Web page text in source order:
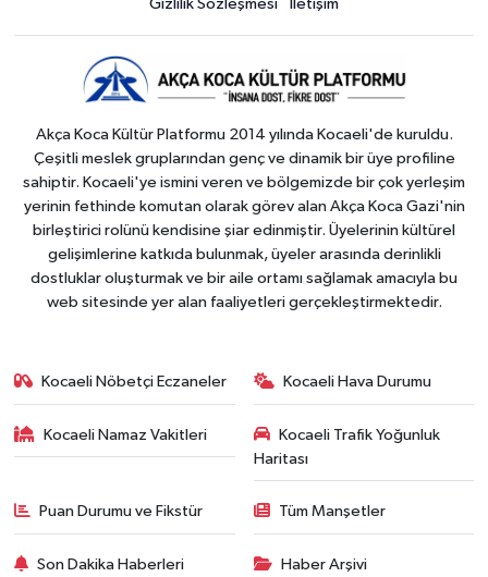
Gizlilik Sözleşmesi İletişim
Akça Koca Kültür Platformu 2014 yılında Kocaeli'de kuruldu.
Çeşitli meslek gruplarından genç ve dinamik bir üye profiline
sahiptir. Kocaeli'ye ismini veren ve bölgemizde bir çok yerleşim
yerinin fethinde komutan olarak görev alan Akça Koca Gazi'nin
birleştirici rolünü kendisine şiar edinmiştir. Üyelerinin kültürel
gelişimlerine katkıda bulunmak, üyeler arasında derinlikli
dostluklar oluşturmak ve bir aile ortamı sağlamak amacıyla bu
web sitesinde yer alan faaliyetleri gerçekleştirmektedir.
Kocaeli Nöbetçi Eczaneler Kocaeli Hava Durumu
Kocaeli Namaz Vakitleri
Kocaeli Trafik Yoğunluk
Haritası
Puan Durumu ve Fikstür Tüm Manşetler
Son Dakika Haberleri Haber Arşivi